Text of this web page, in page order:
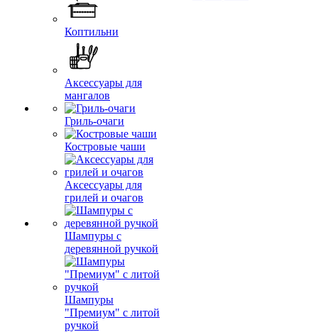
Коптильни
Аксессуары для
мангалов
Гриль-очаги
Костровые чаши
Аксессуары для
грилей и очагов
Шампуры с
деревянной ручкой
Шампуры
"Премиум" с литой
ручкой